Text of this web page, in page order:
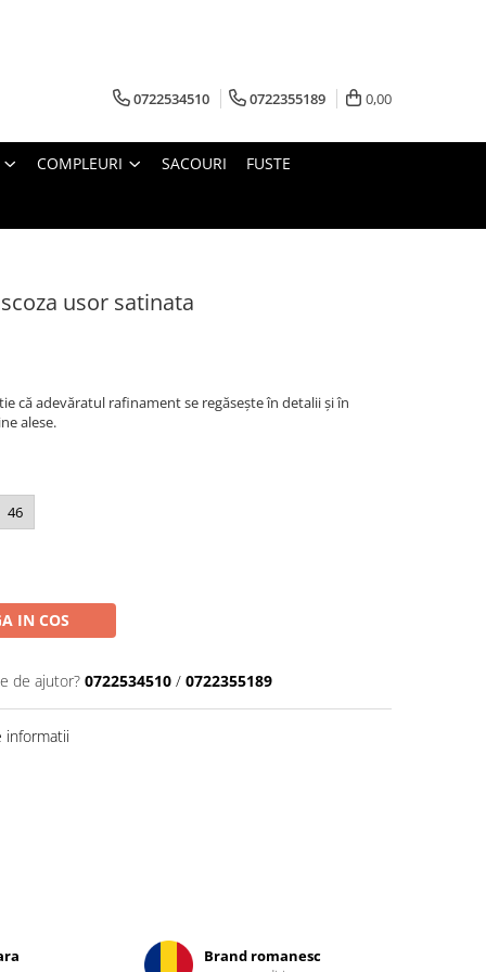
0722534510 0722355189 0,00
COMPLEURI SACOURI FUSTE
usor satinata
că adevăratul rafinament se regăsește în detalii și în
alese.
46
IN COS
de ajutor? 0722534510 / 0722355189
informatii
Brand romanesc